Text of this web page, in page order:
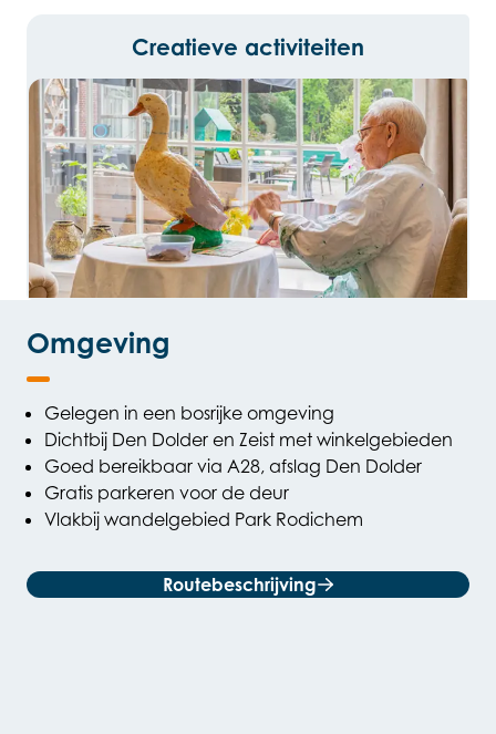
Creatieve activiteiten
Omgeving
Gelegen in een bosrijke omgeving
Dichtbij Den Dolder en Zeist met winkelgebieden
Goed bereikbaar via A28, afslag Den Dolder
Gratis parkeren voor de deur
Vlakbij wandelgebied Park Rodichem
Routebeschrijving